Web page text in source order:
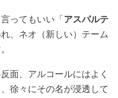
ってもいい「 アスパルテ
、ネオ（新しい）テーム
面、アルコールにはよく
徐々にその名が浸透して